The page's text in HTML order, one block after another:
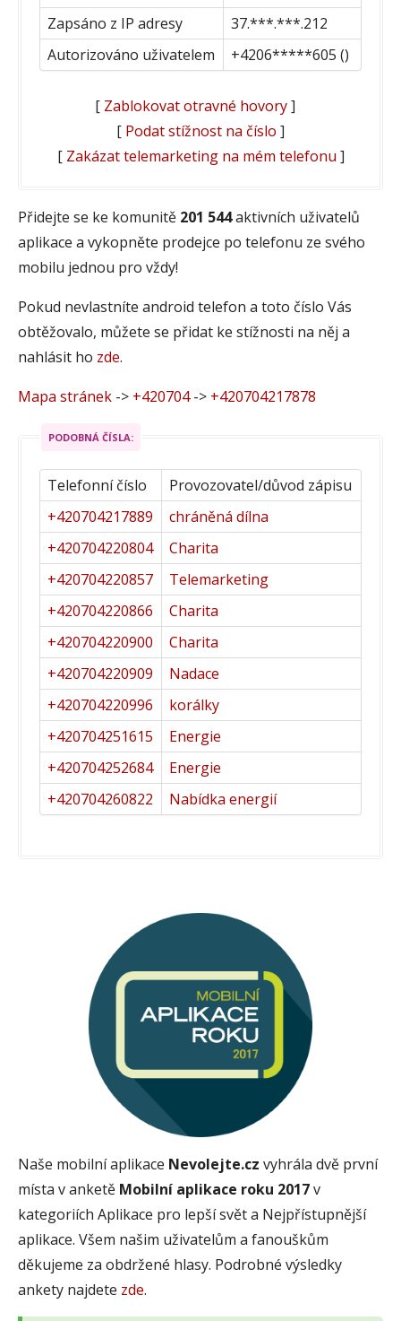
Zapsáno z IP adresy
37.***.***.212
Autorizováno uživatelem
+4206*****605 ()
[ Zablokovat otravné hovory]
[ Podat stížnost na číslo ]
[ Zakázat telemarketing na mém telefonu ]
Přidejte se ke komunitě 201 544aktivních uživatelů
aplikace a vykopněte prodejce po telefonu ze svého
mobilu jednou pro vždy!
Pokud nevlastníte android telefon a toto číslo Vás
obtěžovalo, můžete se přidat ke stížnosti na něj a
nahlásit ho zde.
Mapa stránek -> +420704-> +420704217878
PODOBNÁ ČÍSLA:
Telefonní číslo
Provozovatel/důvod zápisu
+420704217889
chráněná dílna
+420704220804
Charita
+420704220857
Telemarketing
+420704220866
Charita
+420704220900
Charita
+420704220909
Nadace
+420704220996
korálky
+420704251615
Energie
+420704252684
Energie
+420704260822
Nabídka energií
Naše mobilní aplikace Nevolejte.cz vyhrála dvě první
místa v anketě Mobilní aplikace roku 2017v
kategoriích Aplikace pro lepší svět a Nejpřístupnější
aplikace. Všem našim uživatelům a fanouškům
děkujeme za obdržené hlasy. Podrobné výsledky
ankety najdete zde.